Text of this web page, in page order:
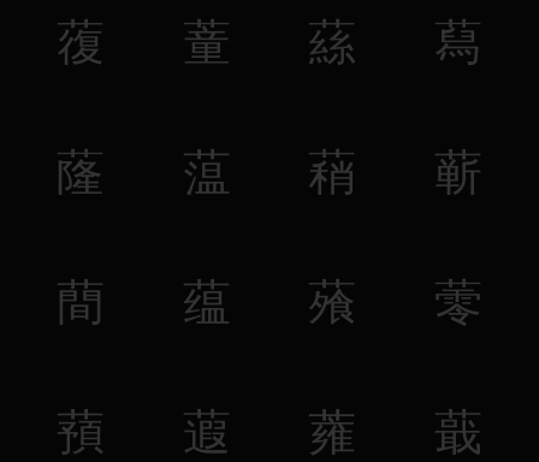
蕧 蕫 蕬 蕮
蕯 蕰 蕱 蕲
蕳 蕴 蕵 蕶
蕷 蕸 蕹 蕺